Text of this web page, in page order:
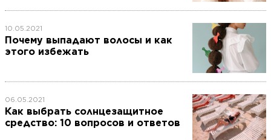
10.05.2021
Почему выпадают волосы и как
этого избежать
06.05.2021
Как выбрать солнцезащитное
средство: 10 вопросов и ответов